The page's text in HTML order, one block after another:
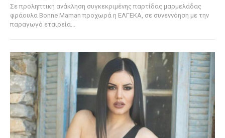
Σε προληπτική ανάκληση συγκεκριμένης παρτίδας μαρμελάδας
φράουλα Bonne Maman προχωρά η ΕΛΓΕΚΑ, σε συνεννόηση με την
παραγωγό εταιρεία...